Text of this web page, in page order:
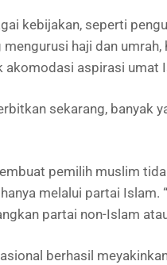
kebijakan, seperti
haji dan
akomodasi aspirasi umat
sekarang, banyak
pemilih muslim
melalui partai Islam.
partai non-Islam
berhasil